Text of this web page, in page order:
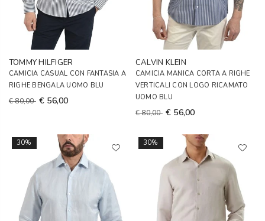
TOMMY HILFIGER
CAMICIA CASUAL CON FANTASIA A
RIGHE BENGALA UOMO BLU
€ 80,00 € 56,00
CALVIN KLEIN
CAMICIA MANICA CORTA A RIGHE
VERTICALI CON LOGO RICAMATO
UOMO BLU
€ 80,00 € 56,00
30% 30%